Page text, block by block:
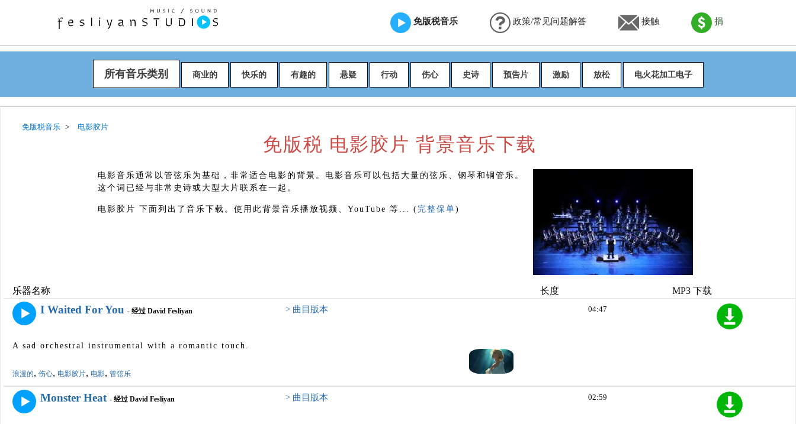
免版税音乐 政策/常见问题解答 接触 捐
所有音乐类别 商业的 快乐的 有趣的 悬疑 行动 伤心 史诗 预告片 激励 放松 电火花加工电子
免版税音乐 电影胶片
免版税 电影胶片 背景音乐下载
电影音乐通常以管弦乐为基础，非常适合电影的背景。电影音乐可以包括大量的弦乐、钢琴和铜管乐。
这个词已经与非常史诗或大型大片联系在一起。
电影胶片 下面列出了音乐下载。使用此背景音乐播放视频、YouTube 等... (完整保单)
乐器名称 长度 MP3 下载
I Waited For You - 经过 David Fesliyan > 曲目版本
A sad orchestral instrumental with a romantic touch.
浪漫的, 伤心, 电影胶片, 电影, 管弦乐
04:47
Monster Heat - 经过 David Fesliyan > 曲目版本 02:59